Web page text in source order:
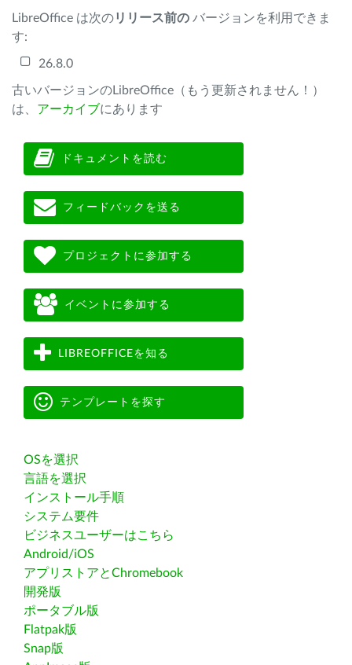
LibreOffice は次のリリース前の バージョンを利用できま
す:
26.8.0
古いバージョンのLibreOffice（もう更新されません！）
は、 アーカイブにあります
ドキュメントを読む
フィードバックを送る
プロジェクトに参加する
イベントに参加する
LIBREOFFICEを知る
テンプレートを探す
OSを選択
言語を選択
インストール手順
システム要件
ビジネスユーザーはこちら
Android/iOS
アプリストアとChromebook
開発版
ポータブル版
Flatpak版
Snap版